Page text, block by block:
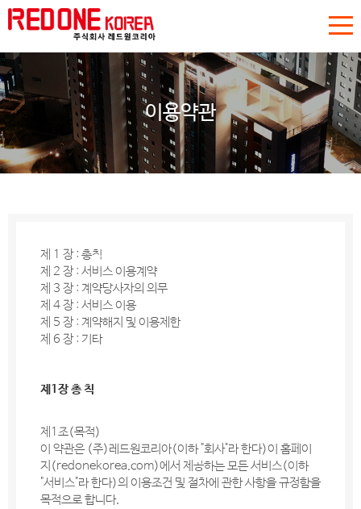
이용약관
제 1 장 : 총칙
제 2 장 : 서비스 이용계약
제 3 장 : 계약당사자의 의무
제 4 장 : 서비스 이용
제 5 장 : 계약해지 및 이용제한
제 6 장 : 기타
제1장 총 칙
제1조(목적)
이 약관은 (주)레드원코리아(이하 "회사"라 한다)이 홈페이
지(redonekorea.com)에서 제공하는 모든 서비스(이하
"서비스"라 한다)의 이용조건 및 절차에 관한 사항을 규정함을
목적으로 합니다.